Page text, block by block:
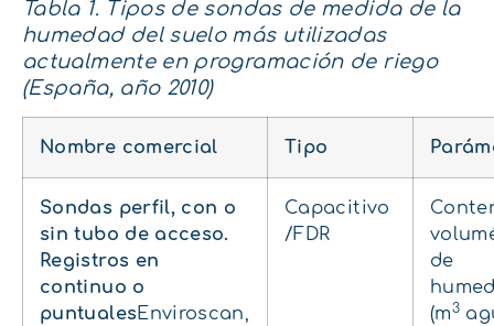
Tabla 1. Tipos de sondas de medida de la
humedad del suelo más utilizadas
actualmente en programación de riego
(España, año 2010)
Nombre comercial Tipo
Sondas perfil, con o
sin tubo de acceso.
Registros en
continuo o
puntualesEnviroscan,
Capacitivo
/FDR
de
(m3